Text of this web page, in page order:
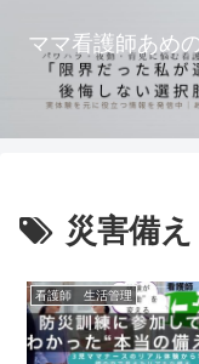
ママ看護師あめ
災害備
看護師 生活管理